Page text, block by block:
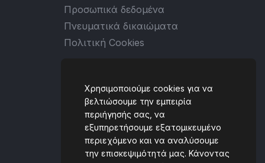
Χρησιμοποιούμε cookies για να
βελτιώσουμε την εμπειρία
περιήγησής σας, να
εξυπηρετήσουμε εξατομικευμένο
περιεχόμενο και να αναλύσουμε
την επισκεψιμότητά μας. Κάνοντας
Προσωπικά δεδομένα
Πνευματικά δικαιώματα
Πολιτική Cookies
Ταλιαδούρου 2, 431 00,
Καρδίτσα, GREECE
(+30) 6930 434059
[email protected]